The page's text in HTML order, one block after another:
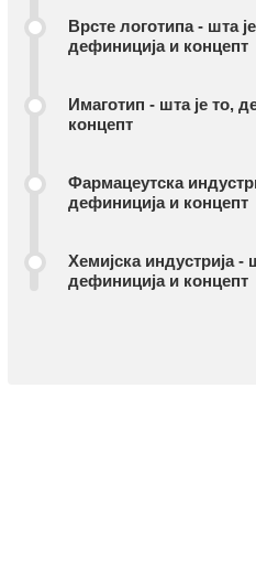
Врсте логотипа - шта
дефиниција и концепт
Имаготип - шта је то,
концепт
Фармацеутска
дефиниција и концепт
Хемијска индустрија -
дефиниција и концепт